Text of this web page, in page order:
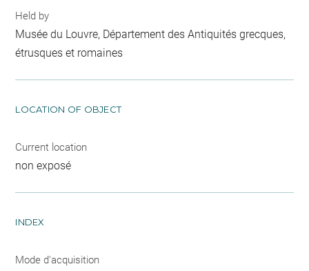
Held by
Musée du Louvre, Département des Antiquités grecques,
étrusques et romaines
LOCATION OF OBJECT
Current location
non exposé
INDEX
Mode d'acquisition